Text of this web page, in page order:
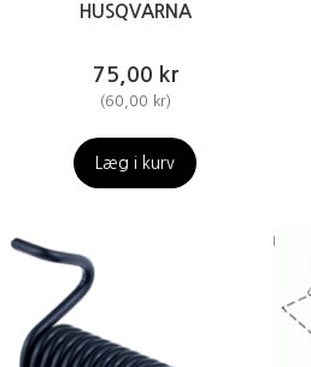
HUSQVARNA
75,00 kr
(60,00 kr)
Læg i kurv